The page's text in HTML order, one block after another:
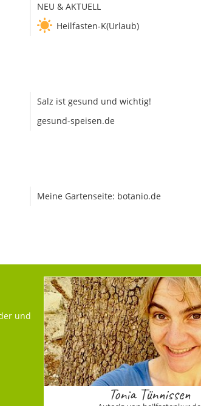
NEU & AKTUELL
Heilfasten-K(Urlaub)
Salz ist gesund und wichtig!
gesund-speisen.de
Meine Gartenseite: botanio.de
Tonia Tünnissen
und